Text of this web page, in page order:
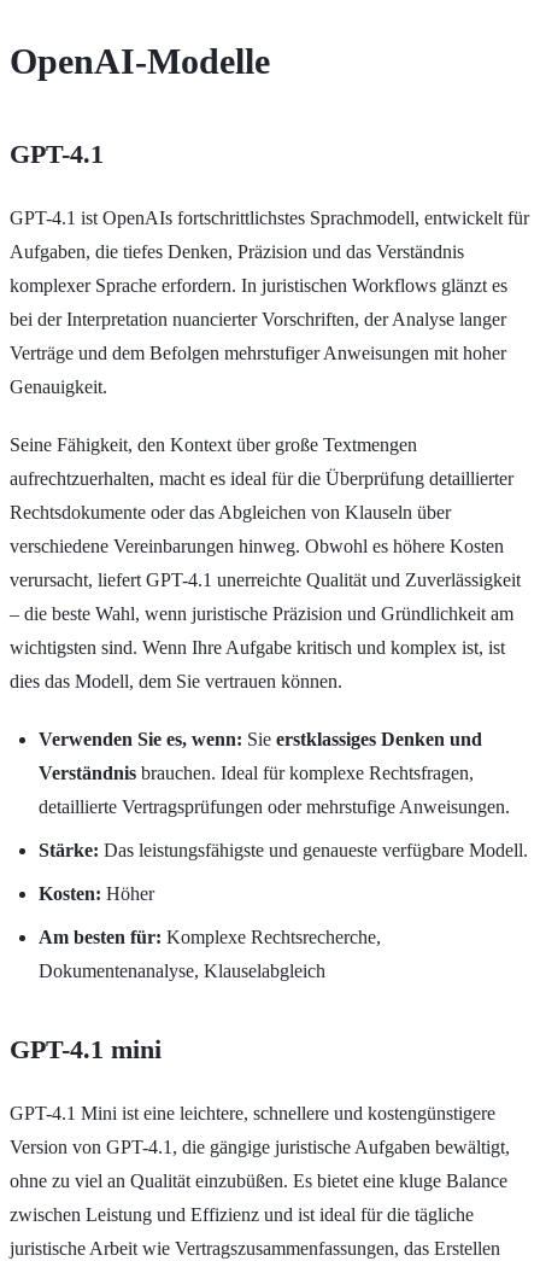
OpenAI-Modelle
GPT-4.1
GPT-4.1 ist OpenAIs fortschrittlichstes Sprachmodell, entwickelt für
Aufgaben, die tiefes Denken, Präzision und das Verständnis
komplexer Sprache erfordern. In juristischen Workflows glänzt es
bei der Interpretation nuancierter Vorschriften, der Analyse langer
Verträge und dem Befolgen mehrstufiger Anweisungen mit hoher
Genauigkeit.
Seine Fähigkeit, den Kontext über große Textmengen
aufrechtzuerhalten, macht es ideal für die Überprüfung detaillierter
Rechtsdokumente oder das Abgleichen von Klauseln über
verschiedene Vereinbarungen hinweg. Obwohl es höhere Kosten
verursacht, liefert GPT-4.1 unerreichte Qualität und Zuverlässigkeit
– die beste Wahl, wenn juristische Präzision und Gründlichkeit am
wichtigsten sind. Wenn Ihre Aufgabe kritisch und komplex ist, ist
dies das Modell, dem Sie vertrauen können.
Verwenden Sie es, wenn: Sie erstklassiges Denken und
Verständnis brauchen. Ideal für komplexe Rechtsfragen,
detaillierte Vertragsprüfungen oder mehrstufige Anweisungen.
Stärke: Das leistungsfähigste und genaueste verfügbare Modell.
Kosten: Höher
Am besten für: Komplexe Rechtsrecherche,
Dokumentenanalyse, Klauselabgleich
GPT-4.1 mini
GPT-4.1 Mini ist eine leichtere, schnellere und kostengünstigere
Version von GPT-4.1, die gängige juristische Aufgaben bewältigt,
ohne zu viel an Qualität einzubüßen. Es bietet eine kluge Balance
zwischen Leistung und Effizienz und ist ideal für die tägliche
juristische Arbeit wie Vertragszusammenfassungen, das Erstellen